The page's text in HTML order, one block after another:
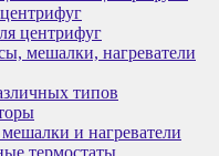
центрифуг
мешалки, нагреватели
типов
и нагреватели
термостаты